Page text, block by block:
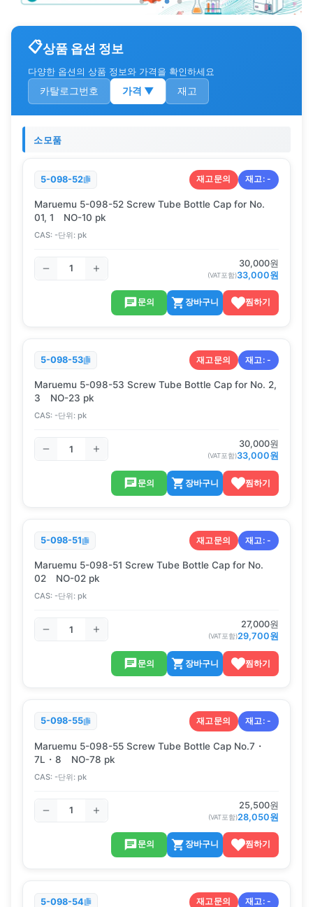
상품 옵션 정보
다양한 옵션의 상품 정보와 가격을 확인하세요
카탈로그번호 가격 ▼ 재고
소모품
5-098-52 재고문의 재고:-
Maruemu 5-098-52 Screw Tube Bottle Cap for No.
01, 1 NO-10 pk
CAS: -단위: pk
30,000원
(VAT포함)33,000원
문의 장바구니 찜하기
5-098-53 재고문의 재고:-
Maruemu 5-098-53 Screw Tube Bottle Cap for No. 2,
3 NO-23 pk
CAS: -단위: pk
30,000원
(VAT포함)33,000원
문의 장바구니 찜하기
5-098-51 재고문의 재고:-
Maruemu 5-098-51 Screw Tube Bottle Cap for No.
02 NO-02 pk
CAS: -단위: pk
27,000원
(VAT포함)29,700원
문의 장바구니 찜하기
5-098-55 재고문의 재고:-
Maruemu 5-098-55 Screw Tube Bottle Cap No.7・
7L・8 NO-78 pk
CAS: -단위: pk
25,500원
(VAT포함)28,050원
문의 장바구니 찜하기
5-098-54 재고문의 재고:-